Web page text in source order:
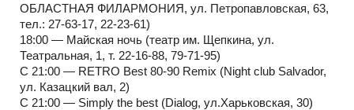
ОБЛАСТНАЯ ФИЛАРМОНИЯ, ул. Петропавловская, 63,
тел.: 27-63-17, 22-23-61)
18:00 — Майская ночь (театр им. Щепкина, ул.
Театральная, 1, т. 22-16-88, 79-71-95)
С 21:00 — RETRO Best 80-90 Remix (Night club Salvador,
ул. Казацкий вал, 2)
С 21:00 — Simply the best (Dialog, ул.Харьковская, 30)